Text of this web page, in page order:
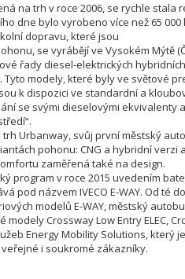
na trh v roce 2006, se rychle stala
dne bylo vyrobeno více než 65
dopravu, které jsou
se vyrábějí ve Vysokém Mýtě
řady diesel-elektrických
Tyto modely, které byly ve světové
k dispozici ve standardní a
se svými dieselovými ekvivalenty
trh Urbanway, svůj první městský
pohonu: CNG a hybridní verzi
zaměřená také na design.
program v roce 2015 uvedením
pod názvem IVECO E-WAY. Od té
modelů E-WAY, městský
modely Crossway Low Entry ELEC,
Energy Mobility Solutions, který
i soukromé zákazníky.